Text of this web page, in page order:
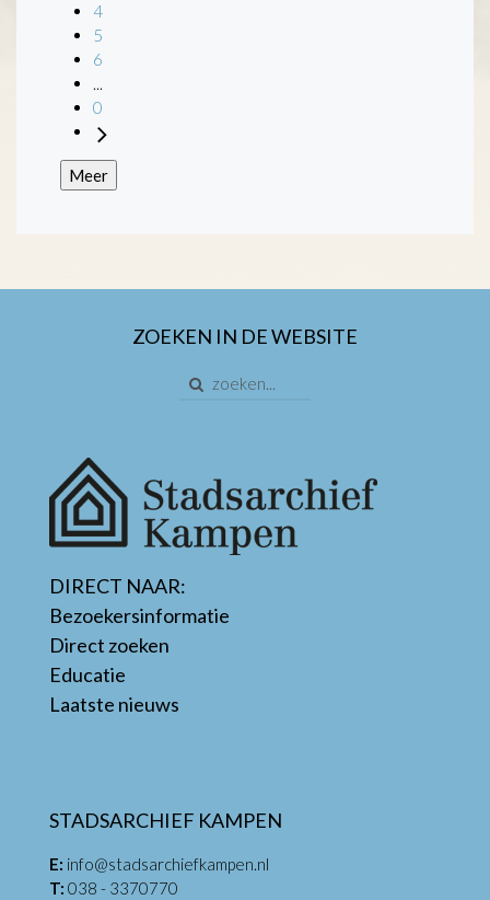
4
5
6
...
0
Meer
ZOEKEN IN DE WEBSITE
DIRECT NAAR:
Bezoekersinformatie
Direct zoeken
Educatie
Laatste nieuws
STADSARCHIEF KAMPEN
E: info@stadsarchiefkampen.nl
T: 038 - 3370770